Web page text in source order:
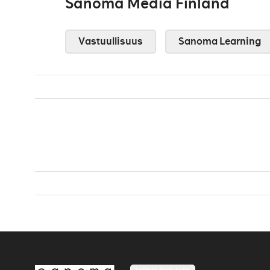
Vastuullisuus Sanoma Learning